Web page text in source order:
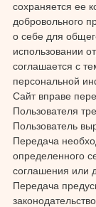
сохраняется ее
добровольного
о себе для
использовании
соглашается с
персональной
Сайт вправе
Пользователя
Пользователь
Передача
определенного
соглашения или
Передача